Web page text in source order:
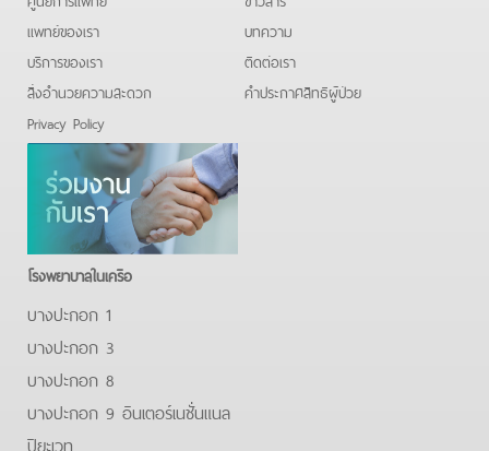
แพทย์ของเรา
บริการของเรา
สิ่งอำนวยความสะดวก
Privacy Policy
บทความ
ติดต่อเรา
คําประกาศสิทธิผู้ป่วย
โรงพยาบาลในเครือ
บางปะกอก 1
บางปะกอก 3
บางปะกอก 8
บางปะกอก 9 อินเตอร์เนชั่นแนล
ปิยะเวท